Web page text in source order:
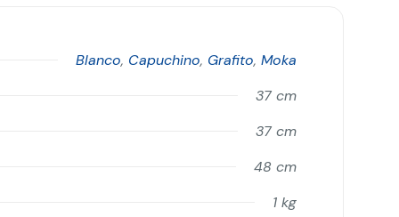
Blanco, Capuchino, Grafito, Moka
37 cm
37 cm
48 cm
1 kg